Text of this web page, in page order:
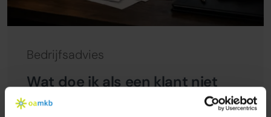
Bedrijfsadvies
Wat doe ik als een klant niet
betaalt?